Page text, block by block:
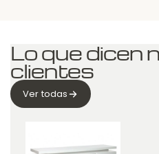
Lo que dicen
clientes
Ver todas